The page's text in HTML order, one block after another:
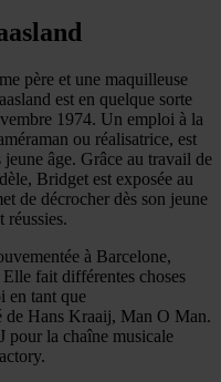
père et une maquilleuse
est en quelque sorte
1974. Un emploi à la
ou réalisatrice, est
âge. Grâce au travail de
Bridget est exposée au
de décrocher dès son jeune
réussies.
à Barcelone,
fait différentes choses
en tant que
de Hans Kraaij, Man O Man.
pour la chaîne musicale